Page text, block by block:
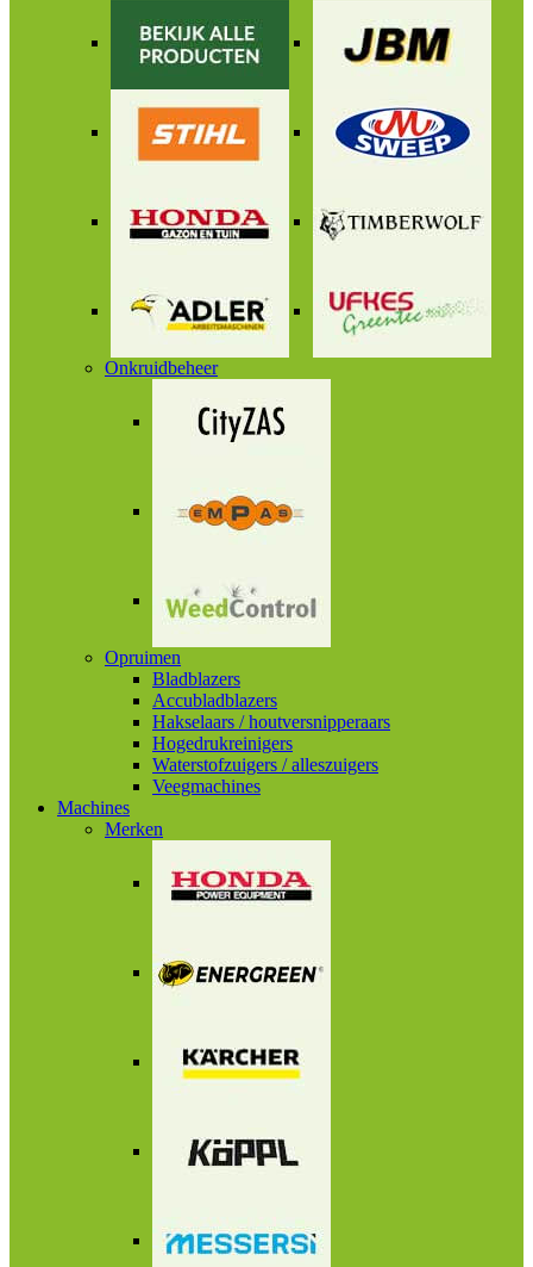
Onkruidbeheer
Opruimen
Bladblazers
Accubladblazers
Hakselaars / houtversnipperaars
Hogedrukreinigers
Waterstofzuigers / alleszuigers
Veegmachines
Machines
Merken